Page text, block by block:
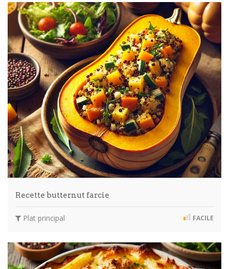
Recette butternut farcie
Plat principal FACILE